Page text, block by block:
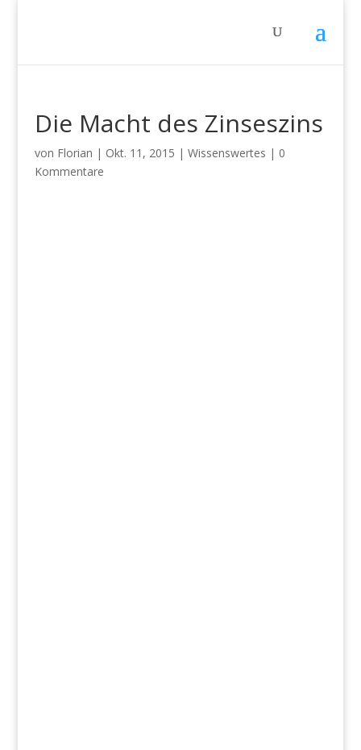
Die Macht des Zinseszins
von Florian | Okt. 11, 2015 | Wissenswertes | 0
Kommentare